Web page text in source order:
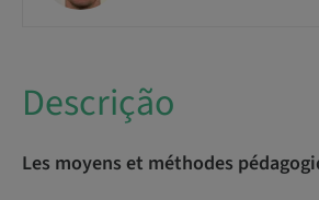
Descrição
Les moyens et méthodes